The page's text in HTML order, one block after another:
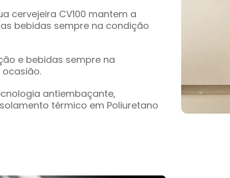
cervejeira CV100 mantem a
bebidas sempre na condição
e bebidas sempre na
antiembaçante,
térmico em Poliuretano